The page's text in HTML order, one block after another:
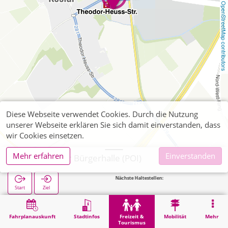
OpenStreetMap contributors
Fahrplanauskunft Stadtinfos
Freizeit &
Tourismus
Mobilität Mehr
Jülich, Koslar Bürgerhalle (POI)
Start Ziel
Nächste Haltestellen:
Freizeit & Tourismus Unterhaltung Jülich, Koslar Bürgerhalle (POI)
Diese Webseite verwendet Cookies. Durch die Nutzung
unserer Webseite erklären Sie sich damit einverstanden, dass
wir Cookies einsetzen.
Mehr erfahren
Einverstanden